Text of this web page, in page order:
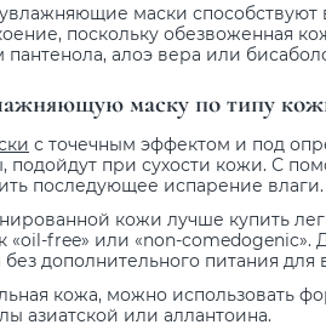
маски
поскольку обезвоженная
алоэ вера или
маску по типу
с точечным эффектом и под
подойдут при сухости кожи. С
последующее испарение влаги.
кожи лучше купить
«oil-free» или «non-
без дополнительного питания для
кожа, можно использовать
азиатской или аллантоина.